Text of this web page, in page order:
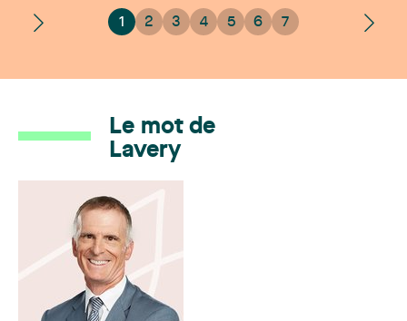
1 2 3 4 5 6 7
Le mot de
Lavery